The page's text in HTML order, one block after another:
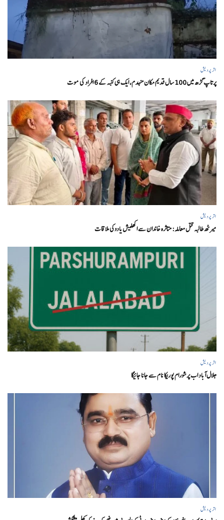
اتر پردیش
پرتاپ گڑھ میں 100 سال قدیم مکان منہدم، ایک ہی کنبہ کے 6 افراد کی موت
اتر پردیش
میرٹھ طالبہ قتل معاملہ: متاثرہ خاندان سے اکھلیش یادوکی ملاقات
اتر پردیش
جلال آباد اب پرشورام پوریکا نام سے جانا جائیگا
اتر پردیش